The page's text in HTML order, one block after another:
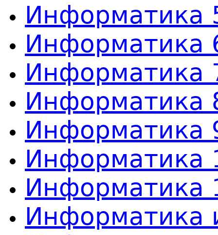
Информатика
Информатика
Информатика
Информатика
Информатика
Информатика
Информатика
Информатика